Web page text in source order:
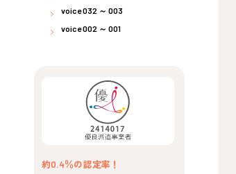
voice 032 ～ 003
voice 002 ～ 001
約0.4％の認定率！